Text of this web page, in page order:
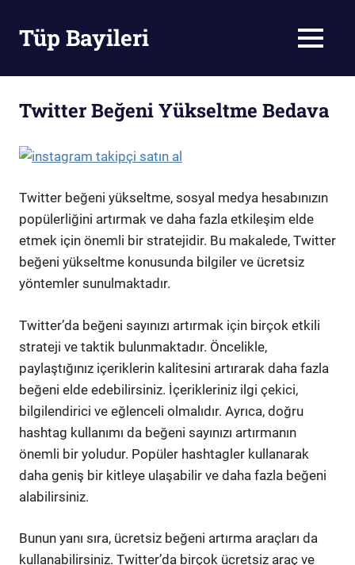
contentTüp Bayileri MENU
Twitter Beğeni Yükseltme Bedava
Twitter beğeni yükseltme, sosyal medya hesabınızın
popülerliğini artırmak ve daha fazla etkileşim elde
etmek için önemli bir stratejidir. Bu makalede, Twitter
beğeni yükseltme konusunda bilgiler ve ücretsiz
yöntemler sunulmaktadır.
Twitter’da beğeni sayınızı artırmak için birçok etkili
strateji ve taktik bulunmaktadır. Öncelikle,
paylaştığınız içeriklerin kalitesini artırarak daha fazla
beğeni elde edebilirsiniz. İçerikleriniz ilgi çekici,
bilgilendirici ve eğlenceli olmalıdır. Ayrıca, doğru
hashtag kullanımı da beğeni sayınızı artırmanın
önemli bir yoludur. Popüler hashtagler kullanarak
daha geniş bir kitleye ulaşabilir ve daha fazla beğeni
alabilirsiniz.
Bunun yanı sıra, ücretsiz beğeni artırma araçları da
kullanabilirsiniz. Twitter’da birçok ücretsiz araç ve